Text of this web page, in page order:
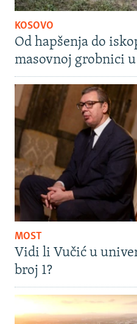
KOSOVO
Od hapšenja do
masovnoj grobnici
MOST
Vidi li Vučić u
broj 1?